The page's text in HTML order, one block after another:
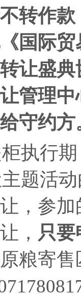
转作
国际
让盛
管理
守约方
执行期
题活
，参
， 只
粮寄